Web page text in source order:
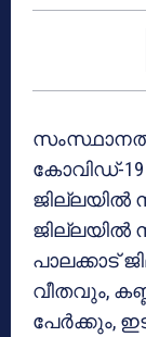
സംസ്ഥാനത്ത്
കോവിഡ്-19
ജില്ലയില്‍
ജില്ലയില്‍
പാലക്കാട്
വീതവും,
പേര്‍ക്കും,